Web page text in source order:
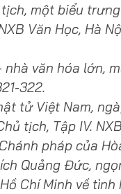
một biểu
Văn Học, Hà
nhà văn hóa
322.
tử Việt Nam,
tịch, Tập IV.
pháp của
Quảng Đức,
Chí Minh về